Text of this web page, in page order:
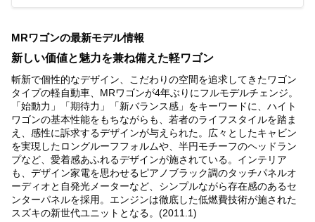
of
1
MRワゴンの最新モデル情報
新しい価値と魅力を兼ね備えた軽ワゴン
斬新で個性的なデザイン、こだわりの空間を追求してきたワゴン
タイプの軽自動車、MRワゴンが4年ぶりにフルモデルチェンジ。
「始動力」「期待力」「新バランス感」をキーワードに、ハイト
ワゴンの基本性能をもちながらも、若者のライフスタイルを踏ま
え、感性に訴求するデザインが与えられた。広々としたキャビン
を実現したロングルーフフォルムや、半円モチーフのヘッドラン
プなど、愛着感あふれるデザインが施されている。インテリア
も、デザイン家電を思わせるピアノブラック調のタッチパネルオ
ーディオと自発光メーターなど、シンプルながら存在感のあるセ
ンターパネルを採用。エンジンは徹底した低燃費技術が施された
スズキの新世代ユニットとなる。(2011.1)